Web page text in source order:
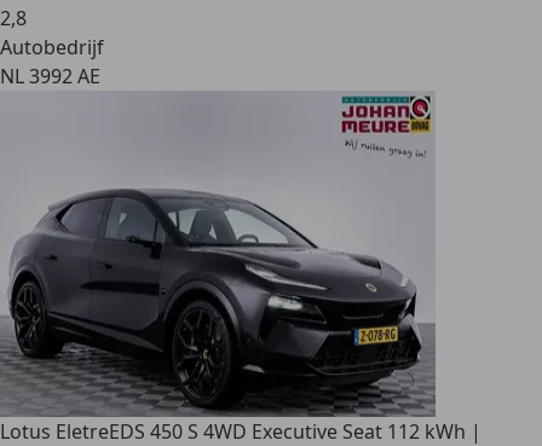
2,8
Autobedrijf
NL 3992 AE
Lotus EletreEDS 450 S 4WD Executive Seat 112 kWh |